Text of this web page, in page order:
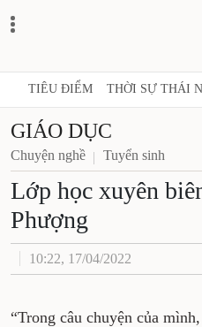
TIÊU ĐIỂM THỜI SỰ THÁI
GIÁO DỤC
Chuyện nghề Tuyển sinh
Lớp học xuyên
Phượng
10:22, 17/04/2022
“Trong câu chuyện của